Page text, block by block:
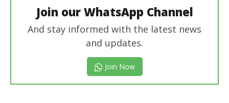
Join our WhatsApp Channel
And stay informed with the latest news
and updates.
Join Now